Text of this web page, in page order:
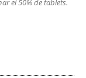
el 50% de tablets.